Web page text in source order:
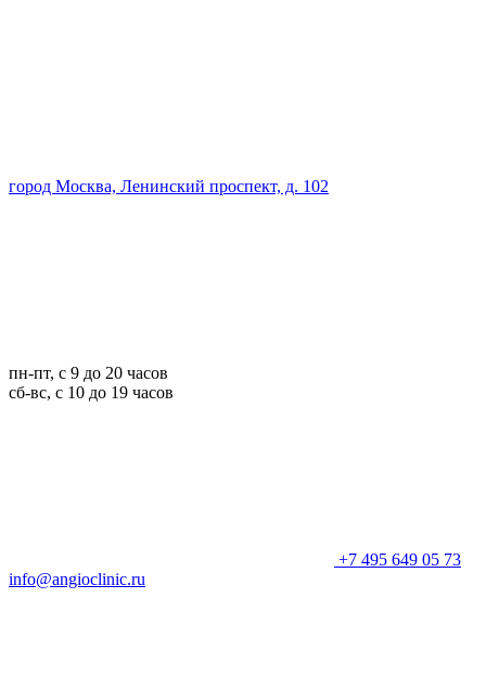
город Москва, Ленинский проспект, д. 102
пн-пт, с 9 до 20 часов
сб-вс, с 10 до 19 часов
+7 495 649 05 73
info@angioclinic.ru